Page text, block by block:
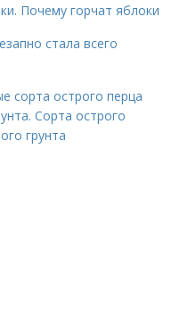
Почему горчат яблоки
стала всего
сорта острого перца
Сорта острого
грунта